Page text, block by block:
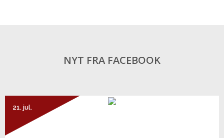
NYT FRA FACEBOOK
21. jul.